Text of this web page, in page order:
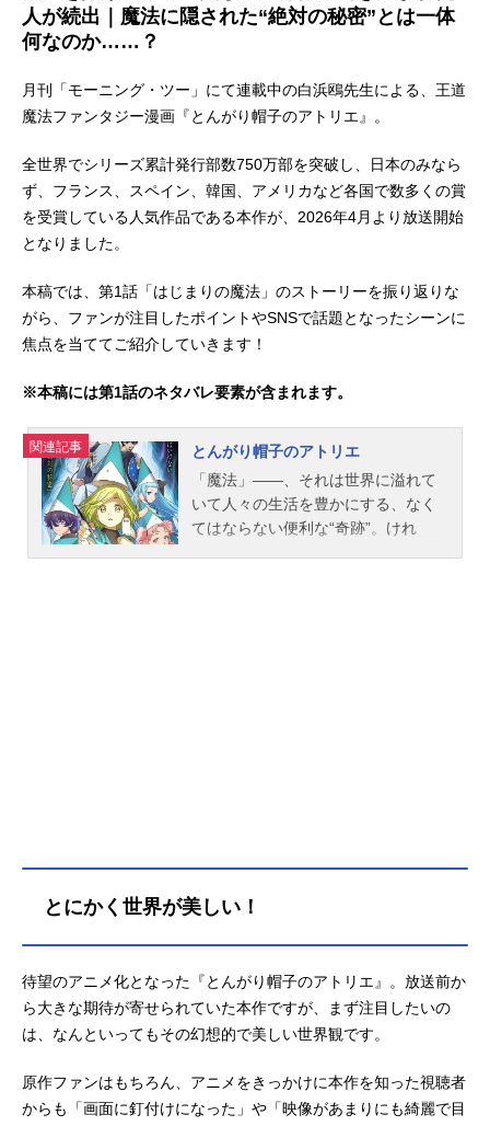
人が続出｜魔法に隠された“絶対の秘密”とは一体
何なのか……？
月刊「モーニング・ツー」にて連載中の白浜鴎先生による、王道
魔法ファンタジー漫画『とんがり帽子のアトリエ』。
全世界でシリーズ累計発行部数750万部を突破し、日本のみなら
ず、フランス、スペイン、韓国、アメリカなど各国で数多くの賞
を受賞している人気作品である本作が、2026年4月より放送開始
となりました。
本稿では、第1話「はじまりの魔法」のストーリーを振り返りな
がら、ファンが注目したポイントやSNSで話題となったシーンに
焦点を当ててご紹介していきます！
※本稿には第1話のネタバレ要素が含まれます。
関連記事
とんがり帽子のアトリエ
「魔法」――、それは世界に溢れて
いて人々の生活を豊かにする、なく
てはならない便利な“奇跡”。けれ
――。壮麗で幻想的な世界の裏に影
法の歴史。「知らざる者（ふつうの
ココは、アトリエの仲間と共に探求
と成長を重ねていく中で、秘密多き
魔法使いの世界へと足を踏み入れて
望へと手を伸ばす、子供たちの物
語。作品名とんがり帽子のアトリエ
とにかく世界が美しい！
待望のアニメ化となった『とんがり帽子のアトリエ』。放送前か
ら大きな期待が寄せられていた本作ですが、まず注目したいの
は、なんといってもその幻想的で美しい世界観です。
原作ファンはもちろん、アニメをきっかけに本作を知った視聴者
からも「画面に釘付けになった」や「映像があまりにも綺麗で目